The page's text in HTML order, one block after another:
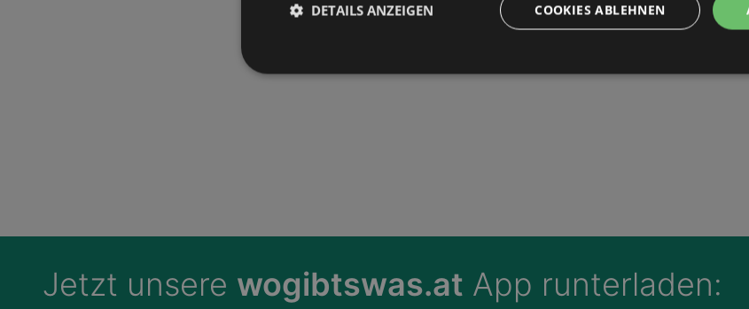
Jetzt unsere wogibtswas.at App runterladen:
COOKIES ABLEHNEN
DETAILS ANZEIGEN